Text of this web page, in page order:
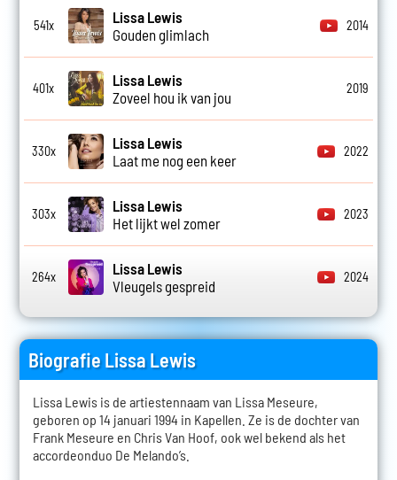
541x
Lissa Lewis
Gouden glimlach
2014
401x
Lissa Lewis
Zoveel hou ik van jou
2019
330x
Lissa Lewis
Laat me nog een keer
2022
303x
Lissa Lewis
Het lijkt wel zomer
2023
264x
Lissa Lewis
Vleugels gespreid
2024
Biografie Lissa Lewis
Lissa Lewis is de artiestennaam van Lissa Meseure,
geboren op 14 januari 1994 in Kapellen. Ze is de dochter van
Frank Meseure en Chris Van Hoof, ook wel bekend als het
accordeonduo De Melando’s.